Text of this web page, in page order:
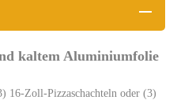
kaltem Aluminiumfolie
16-Zoll-Pizzaschachteln oder (3)